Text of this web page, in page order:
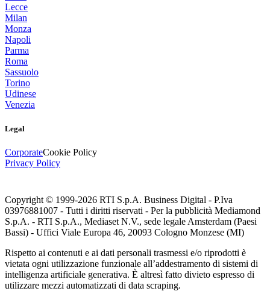
Lecce
Milan
Monza
Napoli
Parma
Roma
Sassuolo
Torino
Udinese
Venezia
Legal
CorporateCookie Policy
Privacy Policy
Copyright © 1999-2026 RTI S.p.A. Business Digital - P.Iva
03976881007 - Tutti i diritti riservati - Per la pubblicità Mediamond
S.p.A. - RTI S.p.A., Mediaset N.V., sede legale Amsterdam (Paesi
Bassi) - Uffici Viale Europa 46, 20093 Cologno Monzese (MI)
Rispetto ai contenuti e ai dati personali trasmessi e/o riprodotti è
vietata ogni utilizzazione funzionale all’addestramento di sistemi di
intelligenza artificiale generativa. È altresì fatto divieto espresso di
utilizzare mezzi automatizzati di data scraping.